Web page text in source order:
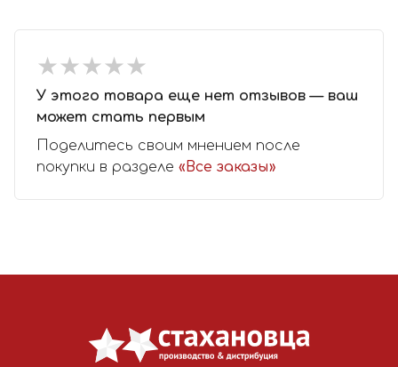
★★★★★
★★★★★
У этого товара еще нет отзывов — ваш
может стать первым
Поделитесь своим мнением после
покупки в разделе «Все заказы»